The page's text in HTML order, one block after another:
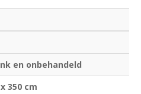
en onbehandeld
350 cm